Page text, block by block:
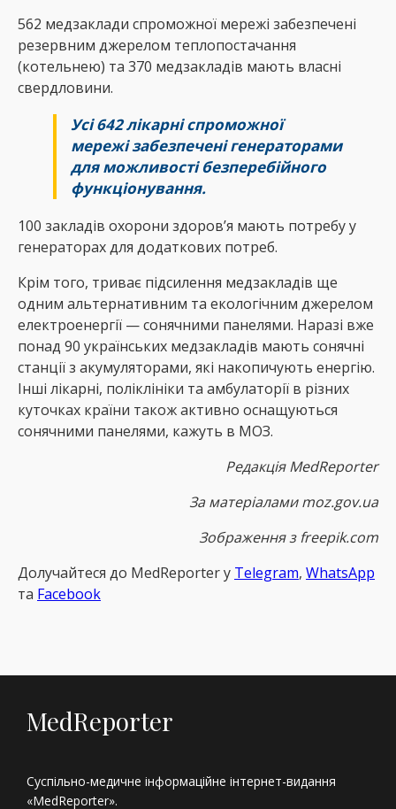
562 медзаклади спроможної мережі забезпечені
резервним джерелом теплопостачання
(котельнею) та 370 медзакладів мають власні
свердловини.
Усі 642 лікарні спроможної
мережі забезпечені генераторами
для можливості безперебійного
функціонування.
100 закладів охорони здоровʼя мають потребу у
генераторах для додаткових потреб.
Крім того, триває підсилення медзакладів ще
одним альтернативним та екологічним джерелом
електроенергії — сонячними панелями. Наразі вже
понад 90 українських медзакладів мають сонячні
станції з акумуляторами, які накопичують енергію.
Інші лікарні, поліклініки та амбулаторії в різних
куточках країни також активно оснащуються
сонячними панелями, кажуть в МОЗ.
Редакція MedReporter
За матеріалами moz.gov.ua
Зображення з freepik.com
Долучайтеся до MedReрorter у Telegram, WhatsApp
та Facebook
MedReporter
Суспільно-медичне інформаційне інтернет-видання
«MedReporter».